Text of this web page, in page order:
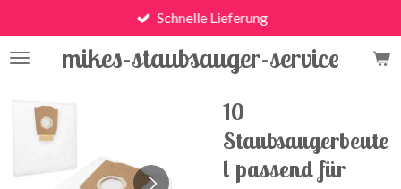
Hauptinhalt
springenmikes-staubsauger-service
Schnelle Lieferung
10
Staubsaugerbeute
l passend für